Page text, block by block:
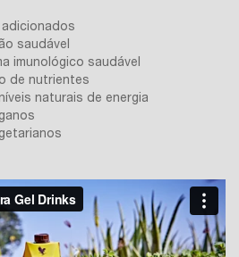
saudável
imunológico saudável
de nutrientes
naturais de energia